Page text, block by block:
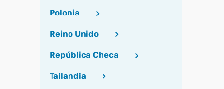
Polonia
Reino Unido
República Checa
Tailandia